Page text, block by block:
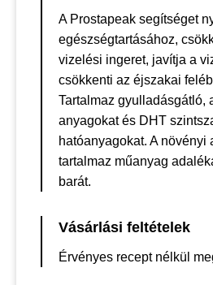
A Prostapeak segítséget
egészségtartásához,
vizelési ingeret, javítja a
csökkenti az éjszakai
Tartalmaz gyulladásgátló,
anyagokat és DHT
hatóanyagokat. A növényi
tartalmaz műanyag
barát.
Vásárlási feltételek
Érvényes recept nélkül